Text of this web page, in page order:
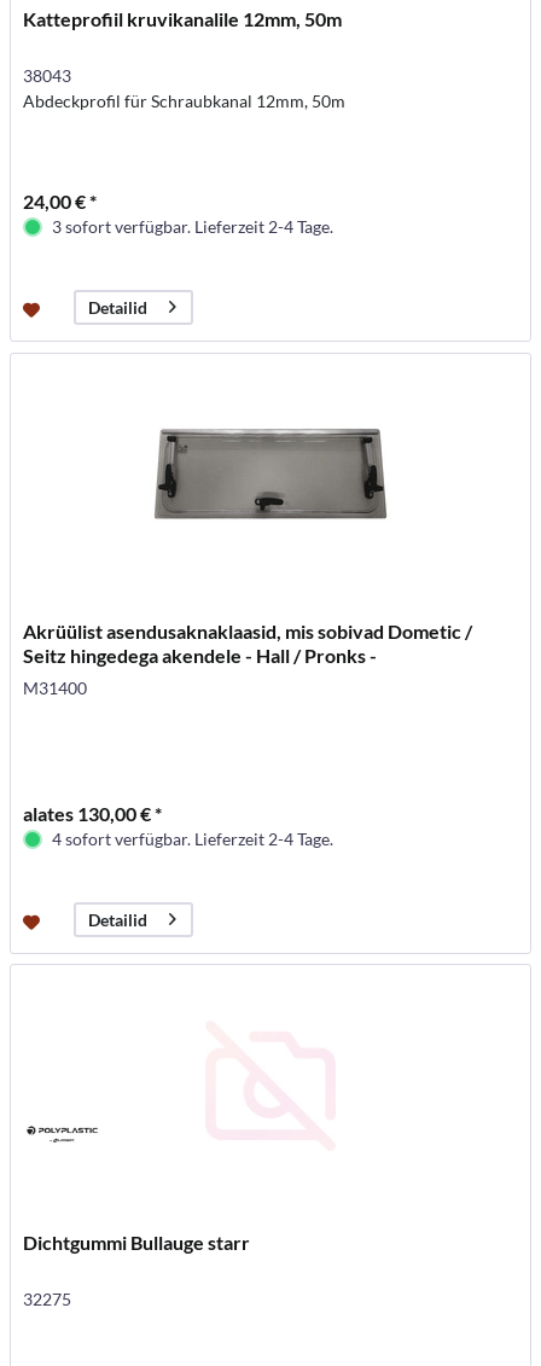
Katteprofiil kruvikanalile 12mm, 50m
38043
Abdeckprofil für Schraubkanal 12mm, 50m
24,00 € *
3 sofort verfügbar. Lieferzeit 2-4 Tage.
Detailid
Akrüülist asendusaknaklaasid, mis sobivad Dometic /
Seitz hingedega akendele - Hall / Pronks -
M31400
alates 130,00 € *
4 sofort verfügbar. Lieferzeit 2-4 Tage.
Detailid
Dichtgummi Bullauge starr
32275